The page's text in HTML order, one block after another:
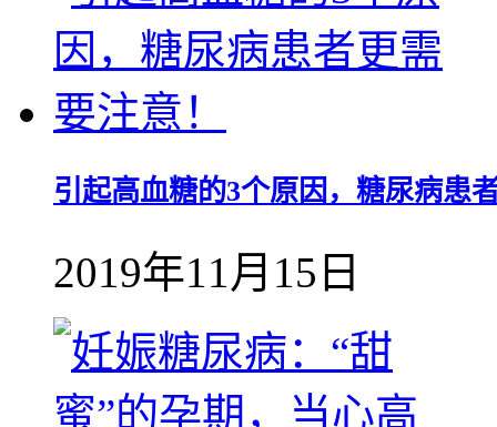
引起高血糖的3个原因，糖尿病患
2019年11月15日